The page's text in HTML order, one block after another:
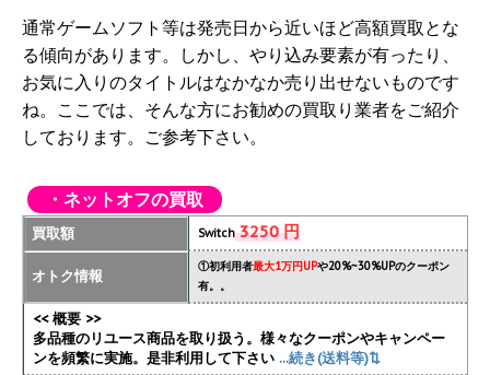
通常ゲームソフト等は発売日から近いほど高額買取とな
る傾向があります。しかし、やり込み要素が有ったり、
お気に入りのタイトルはなかなか売り出せないものです
ね。ここでは、そんな方にお勧めの買取り業者をご紹介
しております。ご参考下さい。
・ネットオフの買取
買取額 Switch3250 円
オトク情報
①初利用者最大1万円UPや20%~30%UPのクーポン
有。。
<< 概要 >>
多品種のリユース商品を取り扱う。様々なクーポンやキャンペー
ンを頻繁に実施。是非利用して下さい ...続き(送料等)⇅